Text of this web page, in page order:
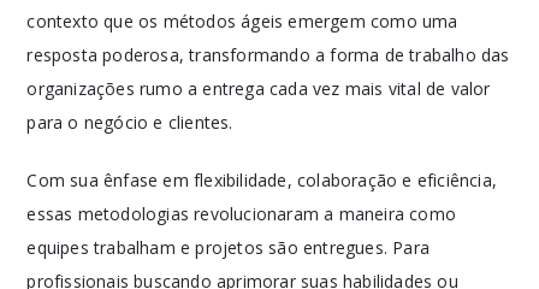
contexto que os métodos ágeis emergem como uma
resposta poderosa, transformando a forma de trabalho das
organizações rumo a entrega cada vez mais vital de valor
para o negócio e clientes.
Com sua ênfase em flexibilidade, colaboração e eficiência,
essas metodologias revolucionaram a maneira como
equipes trabalham e projetos são entregues. Para
profissionais buscando aprimorar suas habilidades ou